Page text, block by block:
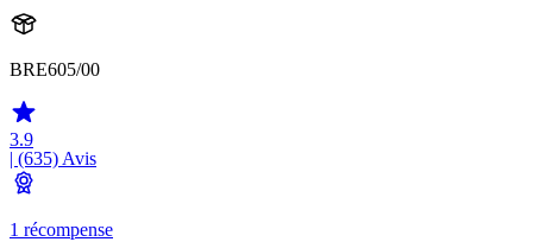
BRE605/00
3.9
| (635)Avis
1 récompense